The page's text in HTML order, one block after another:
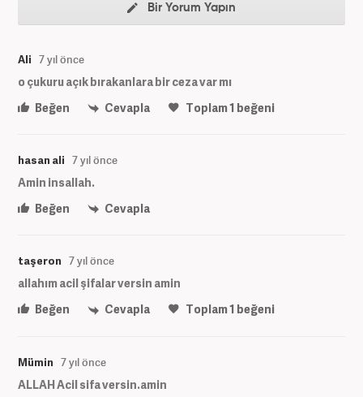
Bir Yorum Yapın
Ali 7 yıl önce
o çukuru açık bırakanlara bir ceza var mı
Beğen
Cevapla Toplam1 beğeni
hasan ali 7 yıl önce
Amin insallah.
Beğen
Cevapla
taşeron 7 yıl önce
allahım acil şifalar versin amin
Beğen
Cevapla Toplam1 beğeni
Mümin 7 yıl önce
ALLAH Acil sifa versin.amin